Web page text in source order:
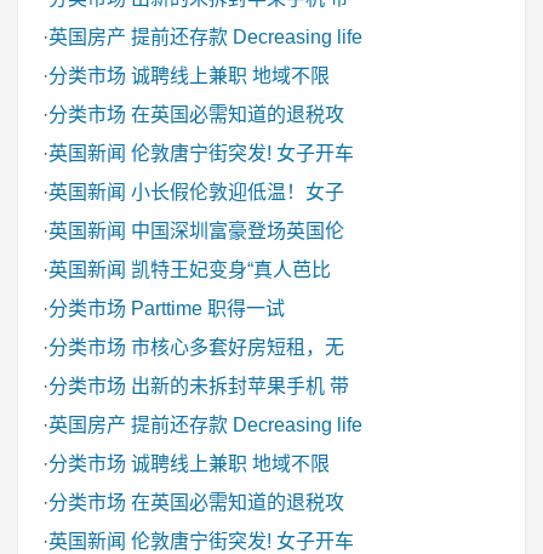
·英国房产 提前还存款 Decreasing life
·分类市场 诚聘线上兼职 地域不限
·分类市场 在英国必需知道的退税攻
·英国新闻 伦敦唐宁街突发! 女子开车
·英国新闻 小长假伦敦迎低温！女子
·英国新闻 中国深圳富豪登场英国伦
·英国新闻 凯特王妃变身“真人芭比
·分类市场 Parttime 职得一试
·分类市场 市核心多套好房短租，无
·分类市场 出新的未拆封苹果手机 带
·英国房产 提前还存款 Decreasing life
·分类市场 诚聘线上兼职 地域不限
·分类市场 在英国必需知道的退税攻
·英国新闻 伦敦唐宁街突发! 女子开车